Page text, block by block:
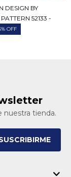
DESIGN BY
52133 -
nuestra tienda.